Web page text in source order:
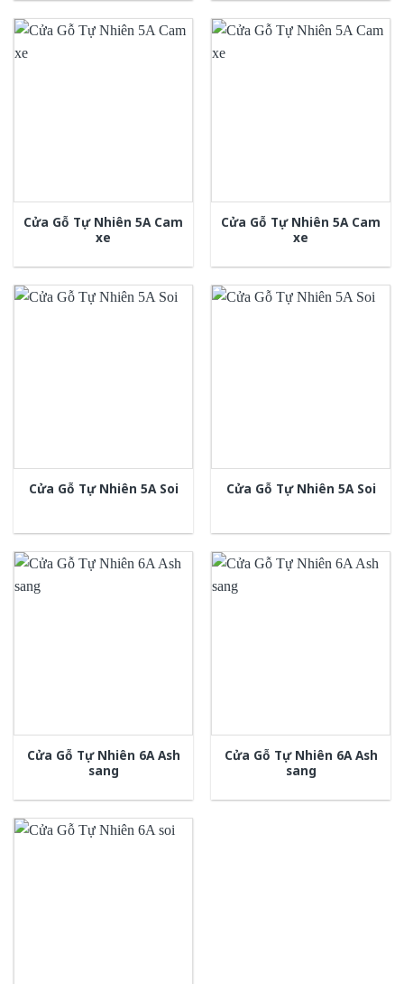
Cửa Gỗ Tự Nhiên 5A Cam
xe
Cửa Gỗ Tự Nhiên 5A Cam
xe
Cửa Gỗ Tự Nhiên 5A Soi Cửa Gỗ Tự Nhiên 5A Soi
Cửa Gỗ Tự Nhiên 6A Ash
sang
Cửa Gỗ Tự Nhiên 6A Ash
sang